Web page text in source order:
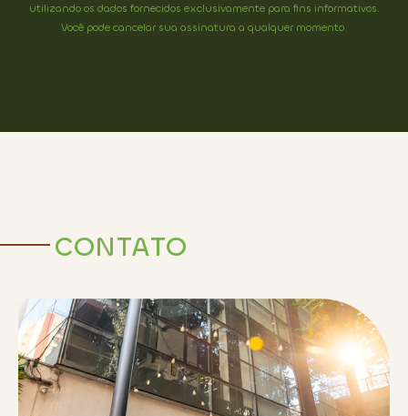
utilizando os dados fornecidos exclusivamente para fins informativos.
Você pode cancelar sua assinatura a qualquer momento.
CONTATO